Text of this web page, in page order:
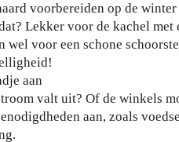
voorbereiden op de winter
Lekker voor de kachel
wel voor een schone
aan
valt uit? Of de winkels
aan, zoals